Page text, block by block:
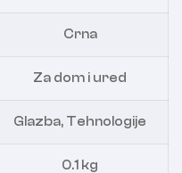
Crna
Za dom i ured
Glazba, Tehnologije
0.1 kg